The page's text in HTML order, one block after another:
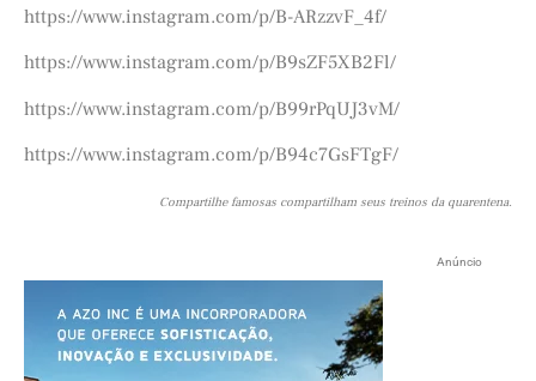
https://www.instagram.com/p/B-ARzzvF_4f/
https://www.instagram.com/p/B9sZF5XB2Fl/
https://www.instagram.com/p/B99rPqUJ3vM/
https://www.instagram.com/p/B94c7GsFTgF/
Compartilhe famosas compartilham seus treinos da quarentena.
Anúncio